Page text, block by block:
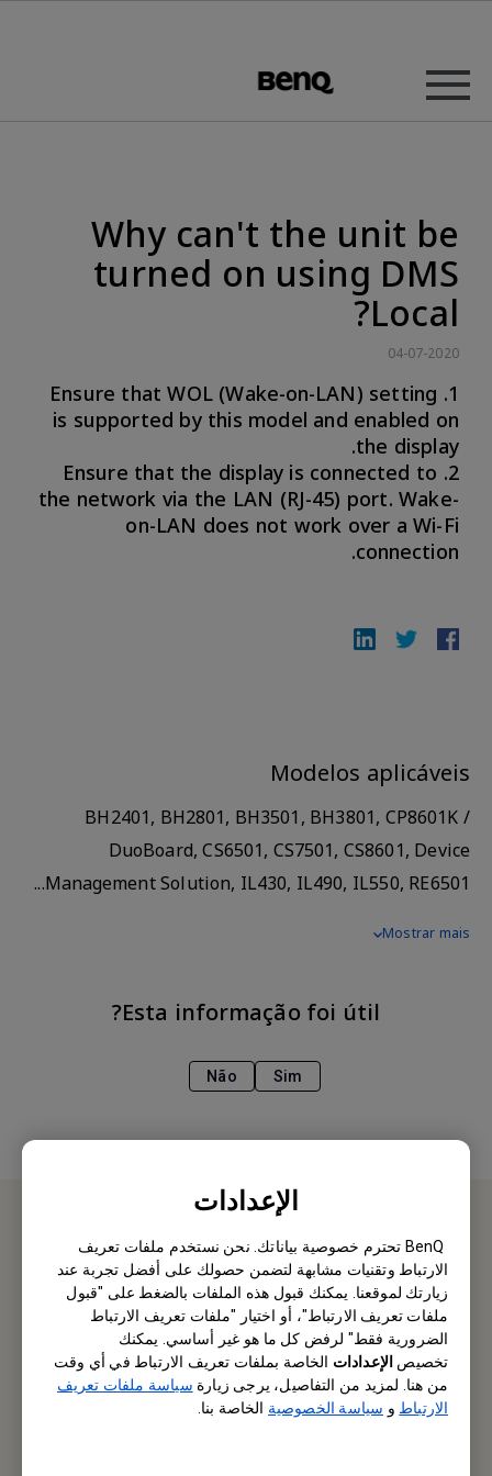
الإعدادات
BenQ تحترم خصوصية بياناتك. نحن نستخدم ملفات تعريف
الارتباط وتقنيات مشابهة لتضمن حصولك على أفضل تجربة عند
زيارتك لموقعنا. يمكنك قبول هذه الملفات بالضغط على "قبول
ملفات تعريف الارتباط"، أو اختيار "ملفات تعريف الارتباط
الضرورية فقط" لرفض كل ما هو غير أساسي. يمكنك
تخصيصالإعدادات الخاصة بملفات تعريف الارتباط في أي وقت
من هنا. لمزيد من التفاصيل، يرجى زيارة سياسة ملفات تعريف
الارتباط و سياسة الخصوصية الخاصة بنا.
Why can't the unit be
turned on using DMS
Local?
04-07-2020
1. Ensure that WOL (Wake-on-LAN) setting
is supported by this model and enabled on
the display.
2. Ensure that the display is connected to
the network via the LAN (RJ-45) port. Wake-
on-LAN does not work over a Wi-Fi
connection.
Modelos aplicáveis
BH2401, BH2801, BH3501, BH3801, CP8601K /
DuoBoard, CS6501, CS7501, CS8601, Device
Management Solution, IL430, IL490, IL550, RE6501...
Mostrar mais
Esta informação foi útil?
Sim
Não
اتصل بنا
كنا نحب أن نسمع منك.
راسلنا عبر البريد الإلكتروني